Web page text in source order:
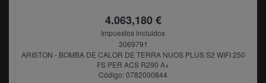
4.063,180 €
Impuestos incluidos
3069791
ARISTON - BOMBA DE CALOR DE TERRA NUOS PLUS S2 WIFI 250
FS PER ACS R290 A+
Código: 0782000844